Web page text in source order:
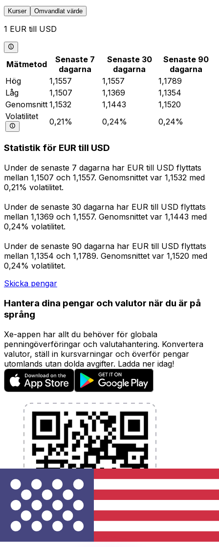
Kurser Omvandlat värde
1 EUR till USD
Mätmetod
Senaste 7
dagarna
Senaste 30
dagarna
Senaste 90
dagarna
Hög
1,1557 1,1557
1,1789
Låg
1,1507 1,1369
1,1354
Genomsnitt 1,1532 1,1443
1,1520
Volatilitet
0,21% 0,24% 0,24%
Statistik för EUR till USD
Under de senaste 7 dagarna har EUR till USD flyttats
mellan 1,1507 och 1,1557. Genomsnittet var 1,1532 med
0,21% volatilitet.
Under de senaste 30 dagarna har EUR till USD flyttats
mellan 1,1369 och 1,1557. Genomsnittet var 1,1443 med
0,24% volatilitet.
Under de senaste 90 dagarna har EUR till USD flyttats
mellan 1,1354 och 1,1789. Genomsnittet var 1,1520 med
0,24% volatilitet.
Skicka pengar
Hantera dina pengar och valutor när du är på
språng
Xe-appen har allt du behöver för globala
penningöverföringar och valutahantering. Konvertera
valutor, ställ in kursvarningar och överför pengar
utomlands utan dolda avgifter. Ladda ner idag!